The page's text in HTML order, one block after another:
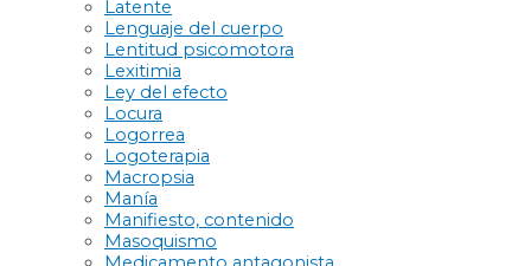
Latente
Lenguaje del cuerpo
Lentitud psicomotora
Lexitimia
Ley del efecto
Locura
Logorrea
Logoterapia
Macropsia
Manía
Manifiesto, contenido
Masoquismo